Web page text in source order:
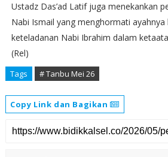
Ustadz Das’ad Latif juga menekankan
Nabi Ismail yang menghormati
keteladanan Nabi Ibrahim dalam
(Rel)
Tags # Tanbu Mei 26
Copy Link dan Bagikan